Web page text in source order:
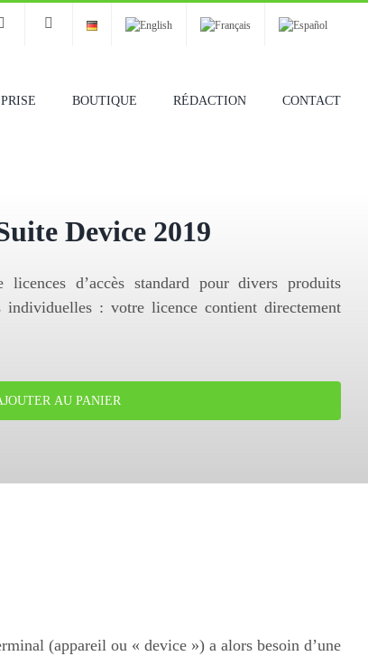
BOUTIQUE RÉDACTION CONTACT
Device 2019
d’accès standard pour divers produits
: votre licence contient directement
AU PANIER
(appareil ou « device ») a alors besoin d’une